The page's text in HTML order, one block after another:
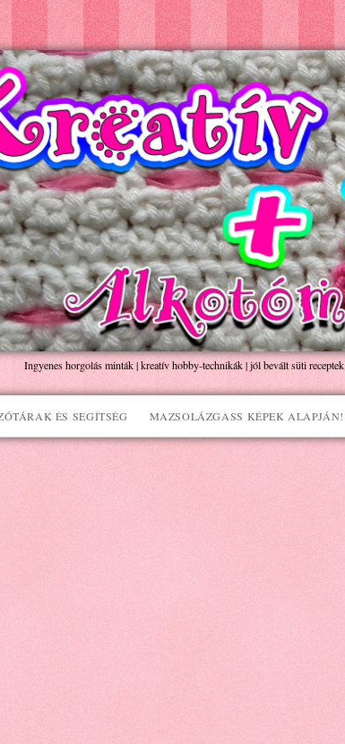
Ingyenes horgolás minták | kreatív hobby-technikák | jól bevált süti receptek
ÉS SEGÍTSÉG MAZSOLÁZGASS KÉPEK ALAPJÁN!